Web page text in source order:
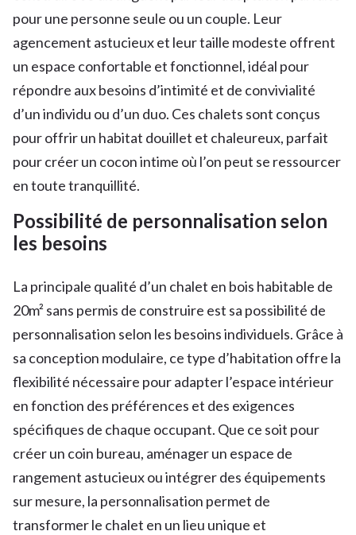
pour une personne seule ou un couple. Leur
agencement astucieux et leur taille modeste offrent
un espace confortable et fonctionnel, idéal pour
répondre aux besoins d’intimité et de convivialité
d’un individu ou d’un duo. Ces chalets sont conçus
pour offrir un habitat douillet et chaleureux, parfait
pour créer un cocon intime où l’on peut se ressourcer
en toute tranquillité.
Possibilité de personnalisation selon
les besoins
La principale qualité d’un chalet en bois habitable de
20m² sans permis de construire est sa possibilité de
personnalisation selon les besoins individuels. Grâce à
sa conception modulaire, ce type d’habitation offre la
flexibilité nécessaire pour adapter l’espace intérieur
en fonction des préférences et des exigences
spécifiques de chaque occupant. Que ce soit pour
créer un coin bureau, aménager un espace de
rangement astucieux ou intégrer des équipements
sur mesure, la personnalisation permet de
transformer le chalet en un lieu unique et